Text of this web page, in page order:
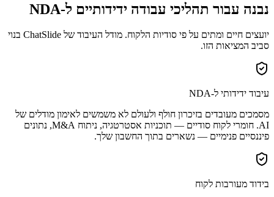
נבנה עבור תהליכי עבודה ידידותיים ל-NDA
יועצים חיים ומתים על פי סודיות הלקוח. מודל העיבוד של ChatSlide בנוי
סביב המציאות הזו.
עיבוד ידידותי ל-NDA
מסמכים מעובדים בזיכרון חולף ולעולם לא משמשים לאימון מודלים של
AI. חומרי לקוח סודיים — תוכניות אסטרטגיה, ניתוח M&A, נתונים
פיננסיים פנימיים — נשארים בתוך החשבון שלך.
בידוד מעורבות לקוח